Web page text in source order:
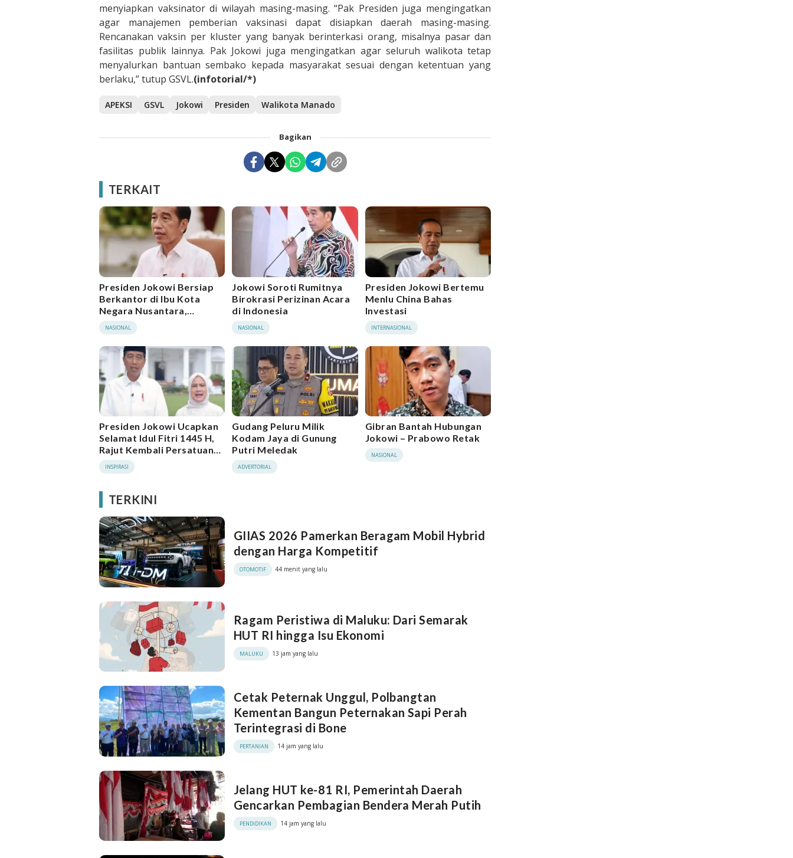
menyiapkan vaksinator di wilayah masing-masing. “Pak Presiden juga mengingatkan
agar manajemen pemberian vaksinasi dapat disiapkan daerah masing-masing.
Rencanakan vaksin per kluster yang banyak berinterkasi orang, misalnya pasar dan
fasilitas publik lainnya. Pak Jokowi juga mengingatkan agar seluruh walikota tetap
menyalurkan bantuan sembako kepada masyarakat sesuai dengan ketentuan yang
berlaku,” tutup GSVL.(infotorial/*)
APEKSI GSVL Jokowi Presiden Walikota Manado
Bagikan
TERKAIT
Presiden Jokowi Bersiap
Berkantor di Ibu Kota
Negara Nusantara,
Persiapan Kantor dan
Furniture Dimulai
NASIONAL
Jokowi Soroti Rumitnya
Birokrasi Perizinan Acara
di Indonesia
NASIONAL
Presiden Jokowi Bertemu
Menlu China Bahas
Investasi
INTERNASIONAL
Presiden Jokowi Ucapkan
Selamat Idul Fitri 1445 H,
Rajut Kembali Persatuan
Usai Pemilu
INSPIRASI
Gudang Peluru Milik
Kodam Jaya di Gunung
Putri Meledak
ADVERTORIAL
Gibran Bantah Hubungan
Jokowi – Prabowo Retak
NASIONAL
TERKINI
GIIAS 2026 Pamerkan Beragam Mobil Hybrid
dengan Harga Kompetitif
OTOMOTIF 44 menit yang lalu
Ragam Peristiwa di Maluku: Dari Semarak
HUT RI hingga Isu Ekonomi
MALUKU 13 jam yang lalu
Cetak Peternak Unggul, Polbangtan
Kementan Bangun Peternakan Sapi Perah
Terintegrasi di Bone
PERTANIAN 14 jam yang lalu
Jelang HUT ke-81 RI, Pemerintah Daerah
Gencarkan Pembagian Bendera Merah Putih
PENDIDIKAN 14 jam yang lalu